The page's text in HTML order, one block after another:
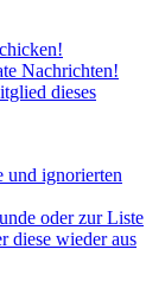
Nachrichten!
dieses
und ignorierten
oder zur Liste
diese wieder aus